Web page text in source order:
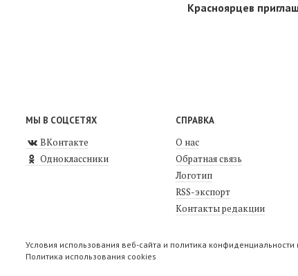
Красноярцев
МЫ В СОЦСЕТЯХ
ВКонтакте
Одноклассники
СПРАВКА
О нас
Обратная связь
Логотип
RSS-экспорт
Контакты редакции
Условия использования веб-сайта и политика
Политика использования cookies